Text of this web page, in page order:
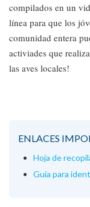
compilados en un
línea para que los
comunidad entera
activiades que
las aves locales!​
ENLACES
Hoja de
Guía para